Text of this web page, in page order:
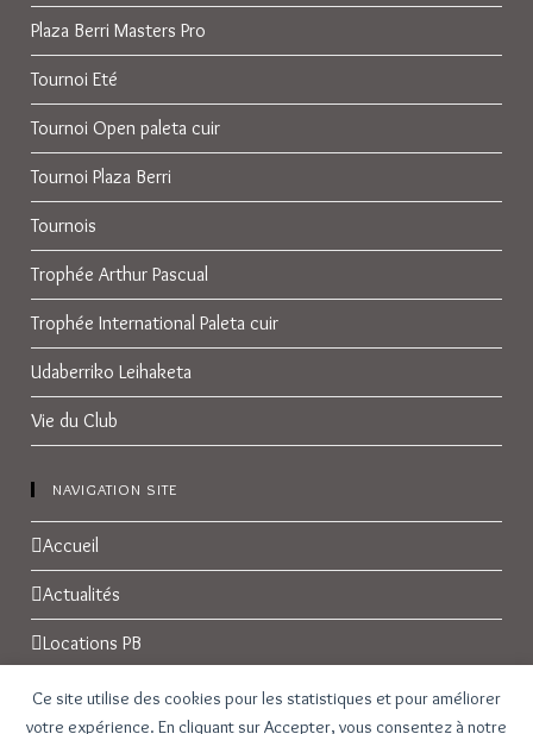
Ce site utilise des cookies pour les statistiques et pour améliorer
votre expérience. En cliquant sur Accepter, vous consentez à notre
Plaza Berri Masters Pro
Tournoi Eté
Tournoi Open paleta cuir
Tournoi Plaza Berri
Tournois
Trophée Arthur Pascual
Trophée International Paleta cuir
Udaberriko Leihaketa
Vie du Club
NAVIGATION SITE
Accueil
Actualités
Locations PB
Réservations